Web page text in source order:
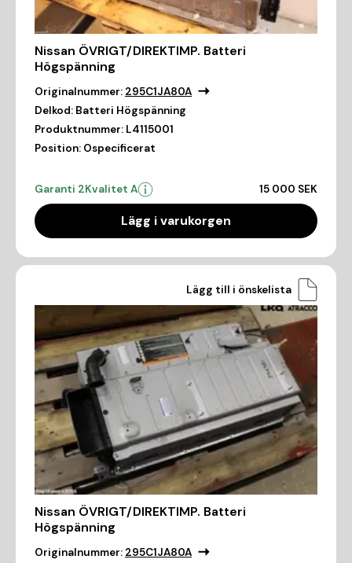
Nissan ÖVRIGT/DIREKTIMP. Batteri
Högspänning
Originalnummer: 295C1JA80A
Delkod: Batteri Högspänning
Produktnummer: L4115001
Position: Ospecificerat
Garanti 2Kvalitet A 15 000 SEK
Lägg i varukorgen
Lägg till i önskelista
Nissan ÖVRIGT/DIREKTIMP. Batteri
Högspänning
Originalnummer: 295C1JA80A